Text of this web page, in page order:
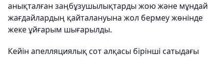
анықталған заңбұзушылықтарды жою және мұндай
жағдайлардың қайталануына жол бермеу жөнінде
жеке ұйғарым шығарылды.
Кейін апелляциялық сот алқасы бірінші сатыдағы